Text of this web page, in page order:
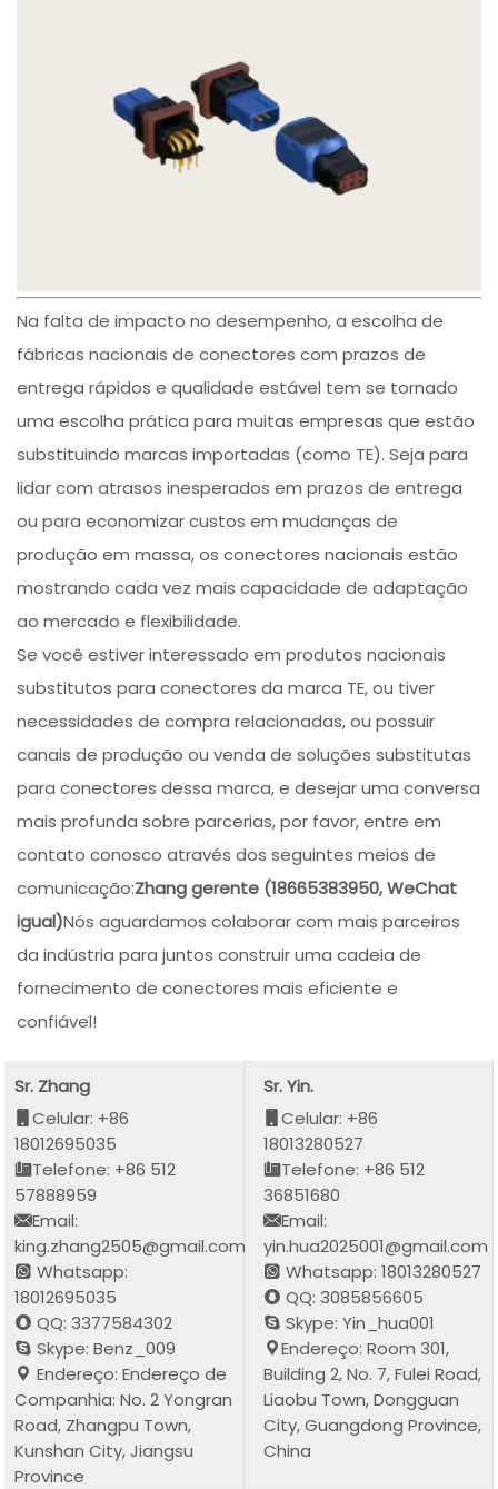
Na falta de impacto no desempenho, a escolha de
fábricas nacionais de conectores com prazos de
entrega rápidos e qualidade estável tem se tornado
uma escolha prática para muitas empresas que estão
substituindo marcas importadas (como TE). Seja para
lidar com atrasos inesperados em prazos de entrega
ou para economizar custos em mudanças de
produção em massa, os conectores nacionais estão
mostrando cada vez mais capacidade de adaptação
ao mercado e flexibilidade.
Se você estiver interessado em produtos nacionais
substitutos para conectores da marca TE, ou tiver
necessidades de compra relacionadas, ou possuir
canais de produção ou venda de soluções substitutas
para conectores dessa marca, e desejar uma conversa
mais profunda sobre parcerias, por favor, entre em
contato conosco através dos seguintes meios de
comunicação:Zhang gerente (18665383950, WeChat
igual)Nós aguardamos colaborar com mais parceiros
da indústria para juntos construir uma cadeia de
fornecimento de conectores mais eficiente e
confiável!
Sr. Zhang
Celular: +86
18012695035
Telefone: +86 512
57888959
Email:
king.zhang2505@gmail.com
Whatsapp:
18012695035
QQ: 3377584302
Skype: Benz_009
Endereço: Endereço de
Companhia: No. 2 Yongran
Road, Zhangpu Town,
Kunshan City, Jiangsu
Province
Sr. Yin.
Celular: +86
18013280527
Telefone: +86 512
36851680
Email:
yin.hua2025001@gmail.com
Whatsapp: 18013280527
QQ: 3085856605
Skype: Yin_hua001
Endereço: Room 301,
Building 2, No. 7, Fulei Road,
Liaobu Town, Dongguan
City, Guangdong Province,
China